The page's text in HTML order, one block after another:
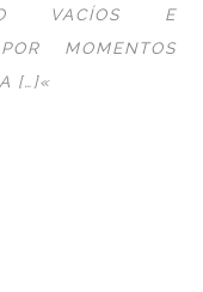
VACÍOS E
MOMENTOS
[…]«